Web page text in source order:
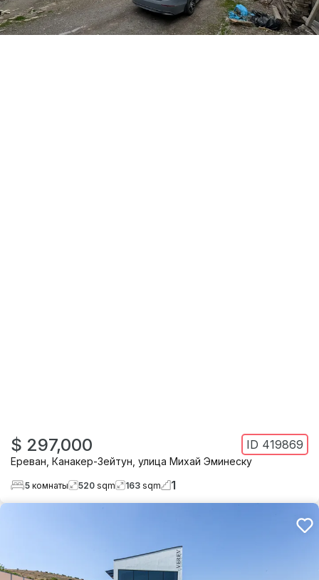
$ 297,000 ID 419869
Ереван, Канакер-Зейтун, улица Михай Эминеску
5 комнаты 520 sqm 163 sqm 1